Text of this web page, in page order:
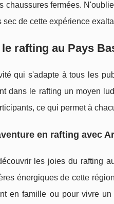
chaussures fermées.
sec de cette expérience
rafting au Pays
qui s'adapte à tous les
dans le rafting un moyen
ce qui permet à
en rafting avec
les joies du rafting
énergiques de cette
en famille ou pour vivre